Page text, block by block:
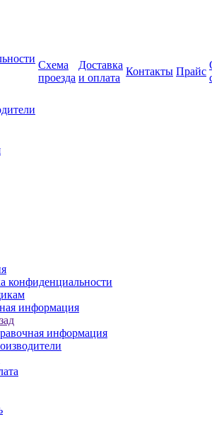
Схема
проезда
Доставка
и оплата
Контакты Прайс
конфиденциальности
информация
информация